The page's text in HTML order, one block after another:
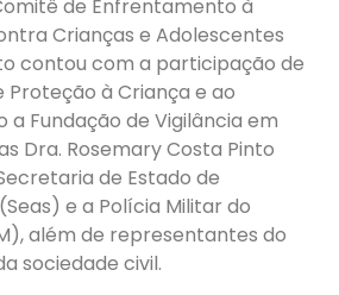
de Enfrentamento à
Crianças e Adolescentes
contou com a participação de
Proteção à Criança e ao
Fundação de Vigilância em
Dra. Rosemary Costa Pinto
de Estado de
e a Polícia Militar do
além de representantes do
sociedade civil.